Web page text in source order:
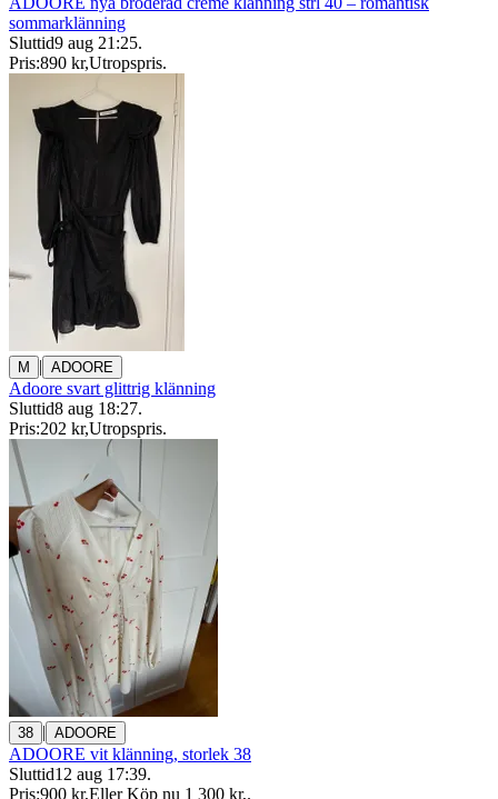
sommarklänning
Sluttid9 aug 21:25.
Pris:890 kr,Utropspris.
M | ADOORE
Adoore svart glittrig klänning
Sluttid8 aug 18:27.
Pris:202 kr,Utropspris.
38 | ADOORE
ADOORE vit klänning, storlek 38
Sluttid12 aug 17:39.
Pris:900 kr,Eller Köp nu 1 300 kr,.